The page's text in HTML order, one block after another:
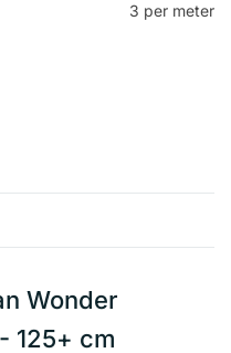
3 per meter
Wonder
125+ cm